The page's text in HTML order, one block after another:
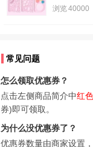
浏览40000
常见问题
怎么领取优惠券？
点击左侧商品简介中红色
券)即可领取。
为什么没优惠券了？
优惠券数量由商家设置